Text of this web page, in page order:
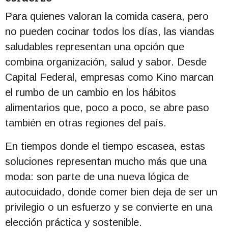
Para quienes valoran la comida casera, pero
no pueden cocinar todos los días, las viandas
saludables representan una opción que
combina organización, salud y sabor. Desde
Capital Federal, empresas como Kino marcan
el rumbo de un cambio en los hábitos
alimentarios que, poco a poco, se abre paso
también en otras regiones del país.
En tiempos donde el tiempo escasea, estas
soluciones representan mucho más que una
moda: son parte de una nueva lógica de
autocuidado, donde comer bien deja de ser un
privilegio o un esfuerzo y se convierte en una
elección práctica y sostenible.